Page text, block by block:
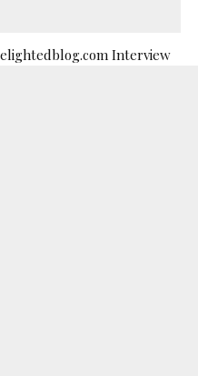
Interview